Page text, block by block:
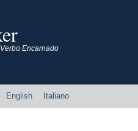
Encarnado
English Italiano